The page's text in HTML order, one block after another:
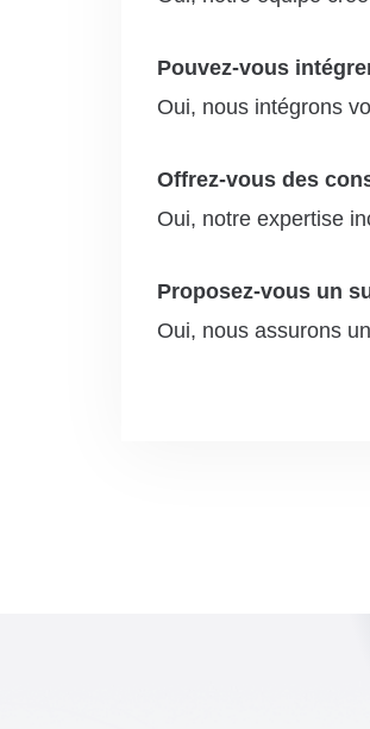
Pouvez-vous
Oui, nous intégrons
Offrez-vous des
Oui, notre expertise
Proposez-vous un
Oui, nous assurons